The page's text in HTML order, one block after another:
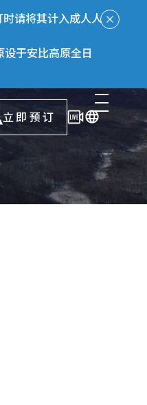
请将其计入成人人
于安比高原全日
立即预订